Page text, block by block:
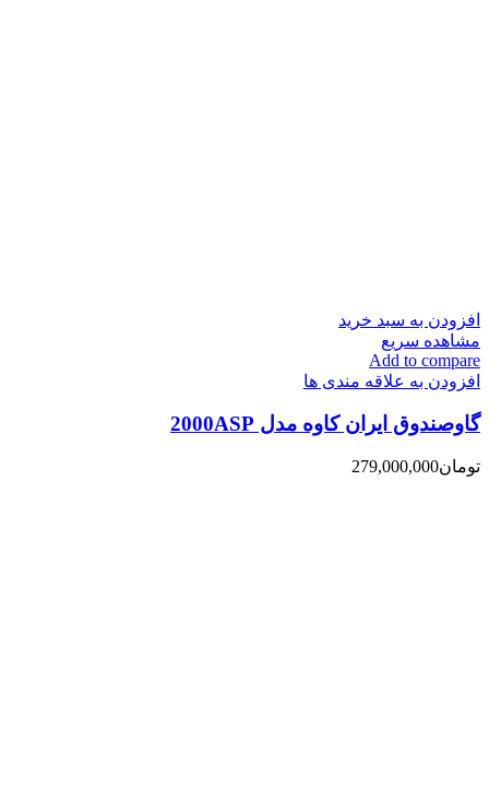
افزودن به سبد خرید
مشاهده سریع
Add to compare
افزودن به علاقه مندی ها
گاوصندوق ایران کاوه مدل 2000ASP
تومان279,000,000